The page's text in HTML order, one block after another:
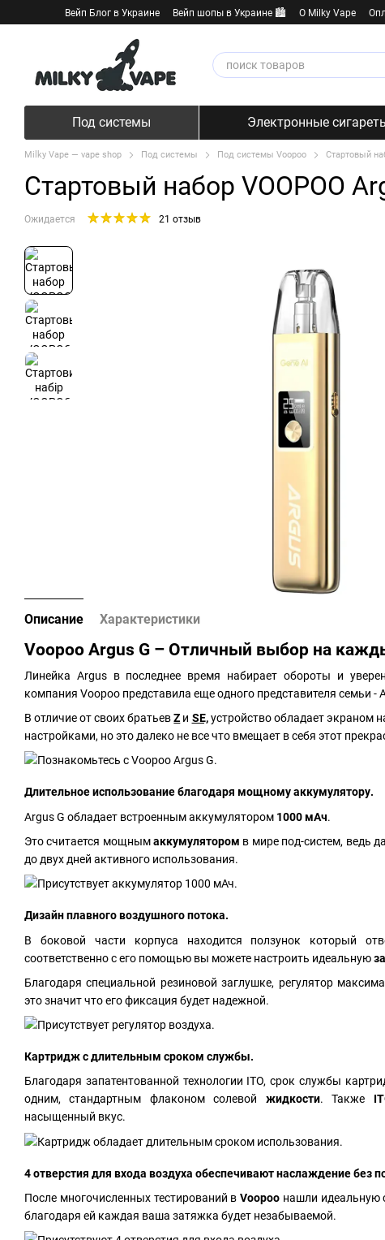
Перейти к основному контенту
Вейп Блог в Украине Вейп шопы в Украине 🏙️ О Milky Vape
Под системы Электронные
Milky Vape — vape shop Под системы Под системы Voopoo Стартовый
Стартовый набор VOOPOO
Ожидается 21 отзыв
Описание Характеристики
Voopoo Argus G – Отличный выбор на
Линейка Argus в последнее время набирает обороты и
компания Voopoo представила еще одного представителя семьи -
В отличие от своих братьевZ и SE,устройство обладает экраном
настройками, но это далеко не все что вмещает в себя этот
Длительное использование благодаря мощному аккумулятору.
Argus G обладает встроенным аккумулятором 1000 мАч.
Это считается мощнымаккумулятором в мире под-систем, ведь
до двух дней активного использования.
Дизайн плавного воздушного потока.
В боковой части корпуса находится ползунок который
соответственно с его помощью вы можете настроить идеальную
Благодаря специальной резиновой заглушке, регулятор
это значит что его фиксация будет надежной.
Картридж с длительным сроком службы.
Благодаря запатентованной технологии ITO, срок службы
одним, стандартным флаконом солевой жидкости. Также
насыщенный вкус.
4 отверстия для входа воздуха обеспечивают наслаждение без
После многочисленных тестирований вVoopoo нашли идеальную
благодаря ей каждая ваша затяжка будет незабываемой.